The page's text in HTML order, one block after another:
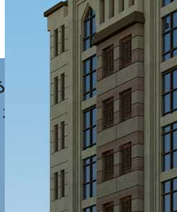
الفتوى الهاتفية
مَواقِيتُ
القاهرة · 08 أغسطس 2026 م
الفجر
الشروق
6 :18